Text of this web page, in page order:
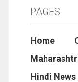
PAGES
Home
Hindi News